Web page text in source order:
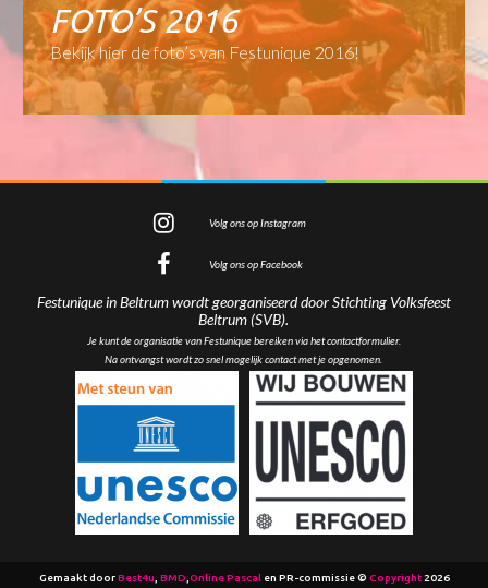
FOTO’S 2016
Bekijk hier de foto’s van Festunique 2016!
Volg ons op Instagram
Volg ons op Facebook
Festunique in Beltrum wordt georganiseerd door Stichting Volksfeest
Beltrum (SVB).
Je kunt de organisatie van Festunique bereiken via hetcontactformulier.
Na ontvangst wordt zo snel mogelijk contact met je opgenomen.
Gemaakt doorBest4u BMD Online Pascal en PR-commissie © Copyright2026